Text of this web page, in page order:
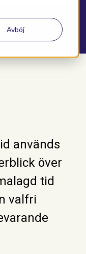
Avböj
sökfältet är
används
över
tid
valfri